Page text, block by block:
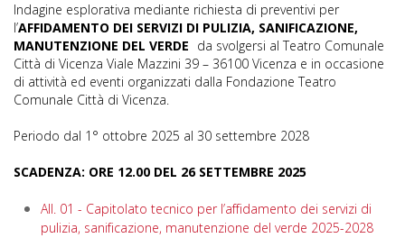
Indagine esplorativa mediante richiesta di preventivi per
l’AFFIDAMENTO DEI SERVIZI DI PULIZIA, SANIFICAZIONE,
MANUTENZIONE DEL VERDE da svolgersi al Teatro Comunale
Città di Vicenza Viale Mazzini 39 – 36100 Vicenza e in occasione
di attività ed eventi organizzati dalla Fondazione Teatro
Comunale Città di Vicenza.
Periodo dal 1° ottobre 2025 al 30 settembre 2028
SCADENZA: ORE 12.00 DEL 26 SETTEMBRE 2025
All. 01 - Capitolato tecnico per l’affidamento dei servizi di
pulizia, sanificazione, manutenzione del verde 2025-2028